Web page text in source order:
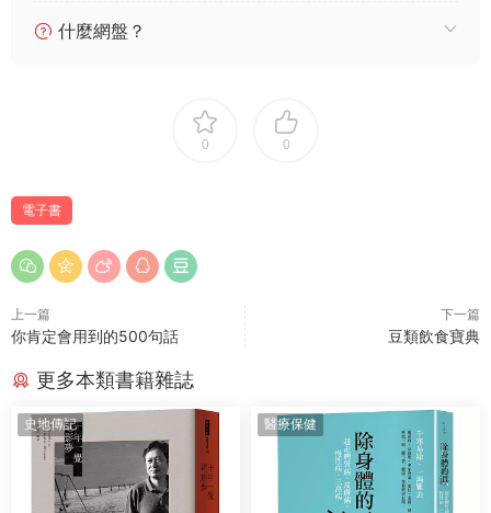
什麼網盤？
0 0
電子書
上一篇
你肯定會用到的500句話
下一篇
豆類飲食寶典
更多本類書籍雜誌
史地傳記 醫療保健